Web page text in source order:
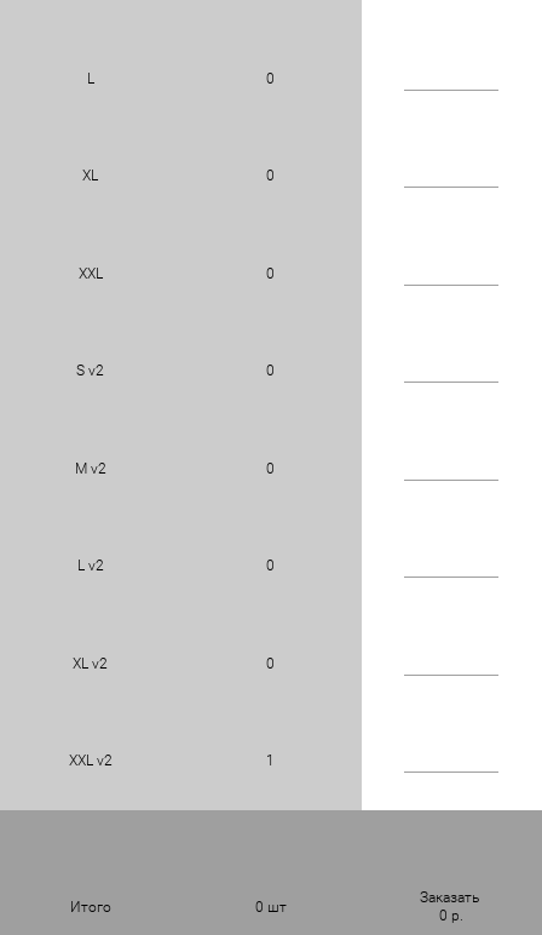
L 0
XL 0
XXL 0
S v2 0
M v2 0
L v2 0
XL v2 0
XXL v2 1
Итого 0 шт
Заказать
0 р.